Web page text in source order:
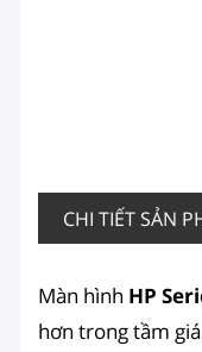
CHI TIẾT SẢN
Màn hình HP
hơn trong tầm